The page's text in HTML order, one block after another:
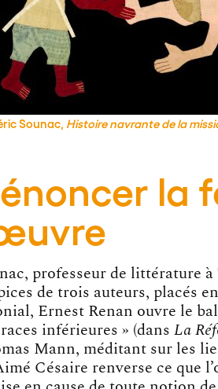
Sounac, Histoire navrante de la
la
professeur de littérature
de trois auteurs, placés
Ernest Renan ouvre le
inférieures » (dans La
Mann, méditant sur les
Césaire renverse ce que